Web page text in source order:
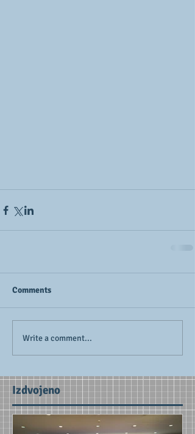
Comments
Write a comment...
Izdvojeno